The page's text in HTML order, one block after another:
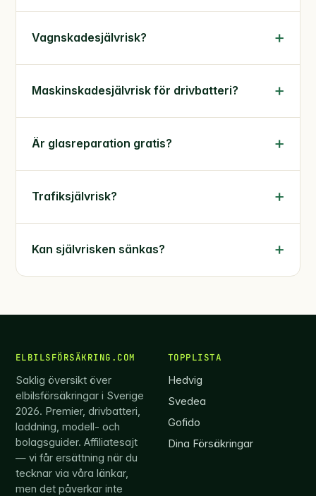
Vagnskadesjälvrisk?
Maskinskadesjälvrisk för drivbatteri?
Är glasreparation gratis?
Trafiksjälvrisk?
Kan självrisken sänkas?
ELBILSFÖRSÄKRING.COM
Saklig översikt över
elbilsförsäkringar i Sverige
2026. Premier, drivbatteri,
laddning, modell- och
bolagsguider. Affiliatesajt
— vi får ersättning när du
tecknar via våra länkar,
men det påverkar inte
TOPPLISTA
Hedvig
Svedea
Gofido
Dina Försäkringar